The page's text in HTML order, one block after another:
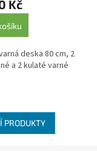
Kč
deska 80 cm, 2
a 2 kulaté varné
PRODUKTY